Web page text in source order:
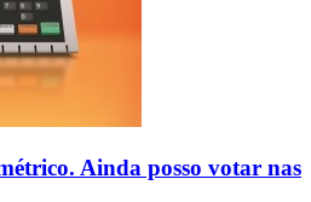
Ainda posso votar nas